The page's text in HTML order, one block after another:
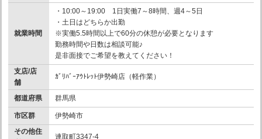
就業時間
・10:00～19:00 1日実働7～8時間、週4～5日
・土日はどちらか出勤
※実働5.5時間以上で60分の休憩が必要となります
勤務時間や日数は相談可能♪
是非面接でご希望を教えてください！
支店/店
舗
ｶﾞﾘﾊﾞｰｱｳﾄﾚｯﾄ伊勢崎店（軽作業）
都道府県 群馬県
市区群
伊勢崎市
その他住
連取町3347-4